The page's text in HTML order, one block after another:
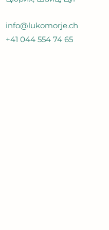
info@lukomorje.ch
+41 044 554 74 65